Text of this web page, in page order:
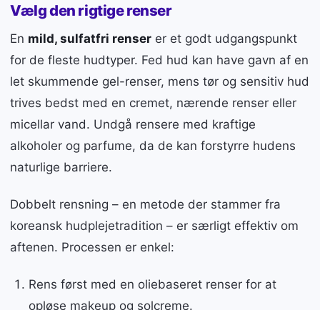
Vælg den rigtige renser
En mild, sulfatfri renser er et godt udgangspunkt
for de fleste hudtyper. Fed hud kan have gavn af en
let skummende gel-renser, mens tør og sensitiv hud
trives bedst med en cremet, nærende renser eller
micellar vand. Undgå rensere med kraftige
alkoholer og parfume, da de kan forstyrre hudens
naturlige barriere.
Dobbelt rensning – en metode der stammer fra
koreansk hudplejetradition – er særligt effektiv om
aftenen. Processen er enkel:
Rens først med en oliebaseret renser for at
opløse makeup og solcreme.